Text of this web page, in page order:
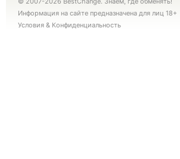
Информация на сайте предназначена для лиц 18+
Условия & Конфиденциальность